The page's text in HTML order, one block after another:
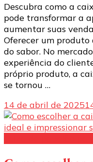
Descubra como a
pode transformar a
aumentar suas
Oferecer um
do sabor. No
experiência do
próprio produto, a
se tornou …
14 de abril de 2025